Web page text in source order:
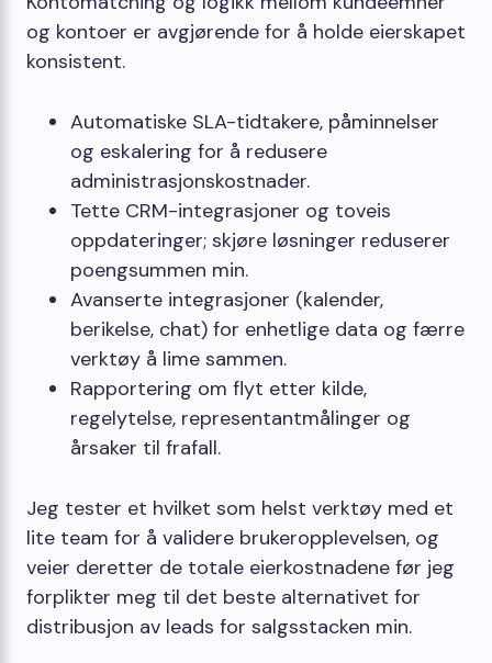
og kontoer er avgjørende for å holde eierskapet
konsistent.
Automatiske SLA-tidtakere, påminnelser
og eskalering for å redusere
administrasjonskostnader.
Tette CRM-integrasjoner og toveis
oppdateringer; skjøre løsninger reduserer
poengsummen min.
Avanserte integrasjoner (kalender,
berikelse, chat) for enhetlige data og færre
verktøy å lime sammen.
Rapportering om flyt etter kilde,
regelytelse, representantmålinger og
årsaker til frafall.
Jeg tester et hvilket som helst verktøy med et
lite team for å validere brukeropplevelsen, og
veier deretter de totale eierkostnadene før jeg
forplikter meg til det beste alternativet for
distribusjon av leads for salgsstacken min.